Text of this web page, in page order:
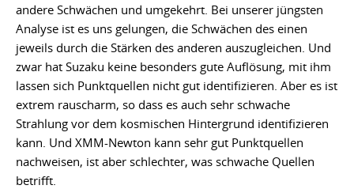
andere Schwächen und umgekehrt. Bei unserer jüngsten
Analyse ist es uns gelungen, die Schwächen des einen
jeweils durch die Stärken des anderen auszugleichen. Und
zwar hat Suzaku keine besonders gute Auflösung, mit ihm
lassen sich Punktquellen nicht gut identifizieren. Aber es ist
extrem rauscharm, so dass es auch sehr schwache
Strahlung vor dem kosmischen Hintergrund identifizieren
kann. Und XMM-Newton kann sehr gut Punktquellen
nachweisen, ist aber schlechter, was schwache Quellen
betrifft.